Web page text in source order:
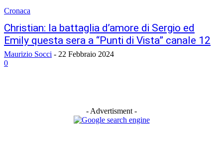
Cronaca
Christian: la battaglia d’amore di Sergio ed
Emily questa sera a “Punti di Vista” canale 12
Maurizio Socci - 22 Febbraio 2024
0
- Advertisment -